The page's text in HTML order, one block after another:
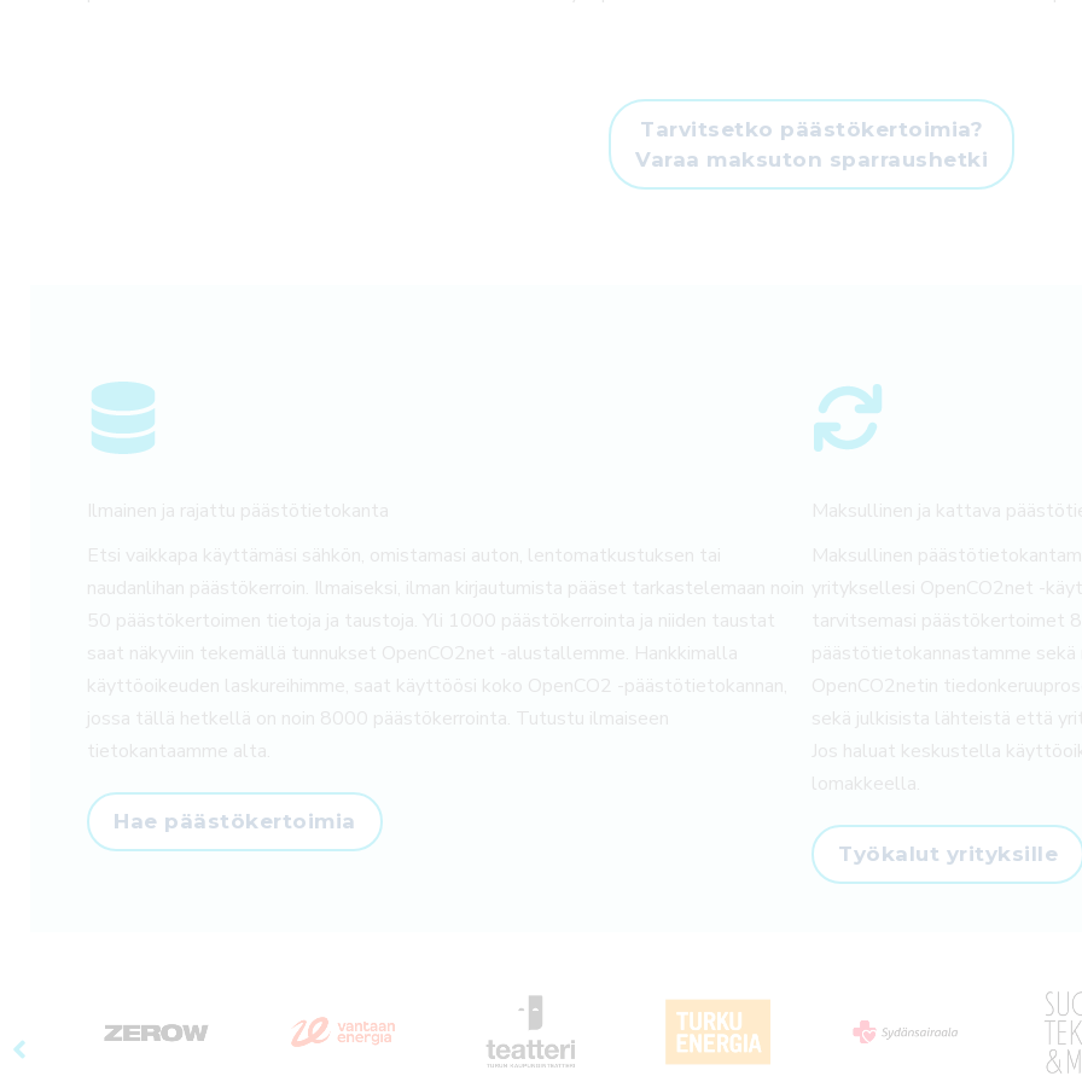
Tarvitsetko päästökertoimia?
Varaa maksuton sparraushetki
Ilmainen ja rajattu päästötietokanta
Etsi vaikkapa käyttämäsi sähkön, omistamasi auton, lentomatkustuksen tai
naudanlihan päästökerroin. Ilmaiseksi, ilman kirjautumista pääset tarkastelemaan noin
50 päästökertoimen tietoja ja taustoja. Yli 1000 päästökerrointa ja niiden taustat
saat näkyviin tekemällä tunnukset OpenCO2net -alustallemme. Hankkimalla
käyttöoikeuden laskureihimme, saat käyttöösi koko OpenCO2 -päästötietokannan,
jossa tällä hetkellä on noin 8000 päästökerrointa. Tutustu ilmaiseen
tietokantaamme alta.
Hae päästökertoimia
Maksullinen ja kattava
Maksullinen
yrityksellesi OpenCO2net -
tarvitsemasi päästökertoimet
päästötietokannastamme
OpenCO2netin
sekä julkisista lähteistä että
Jos haluat keskustella
lomakkeella.
Työkalut yrityksille